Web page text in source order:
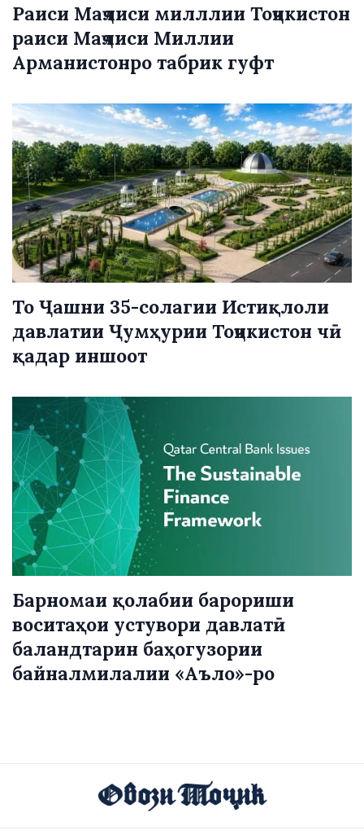
Раиси Маҷлиси милллии Тоҷикистон
раиси Маҷлиси Миллии
Арманистонро табрик гуфт
То Ҷашни 35-солагии Истиқлоли
давлатии Ҷумҳурии Тоҷикистон чӣ
қадар иншоот
Барномаи қолабии барориши
воситаҳои устувори давлатӣ
баландтарин баҳогузории
байналмилалии «Аъло»-ро